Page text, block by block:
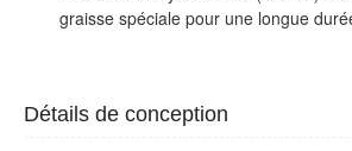
graisse spéciale pour une longue
Détails de conception